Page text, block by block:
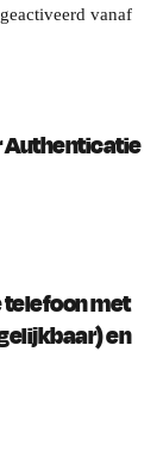
vanaf
Authenticatie
telefoon met
en